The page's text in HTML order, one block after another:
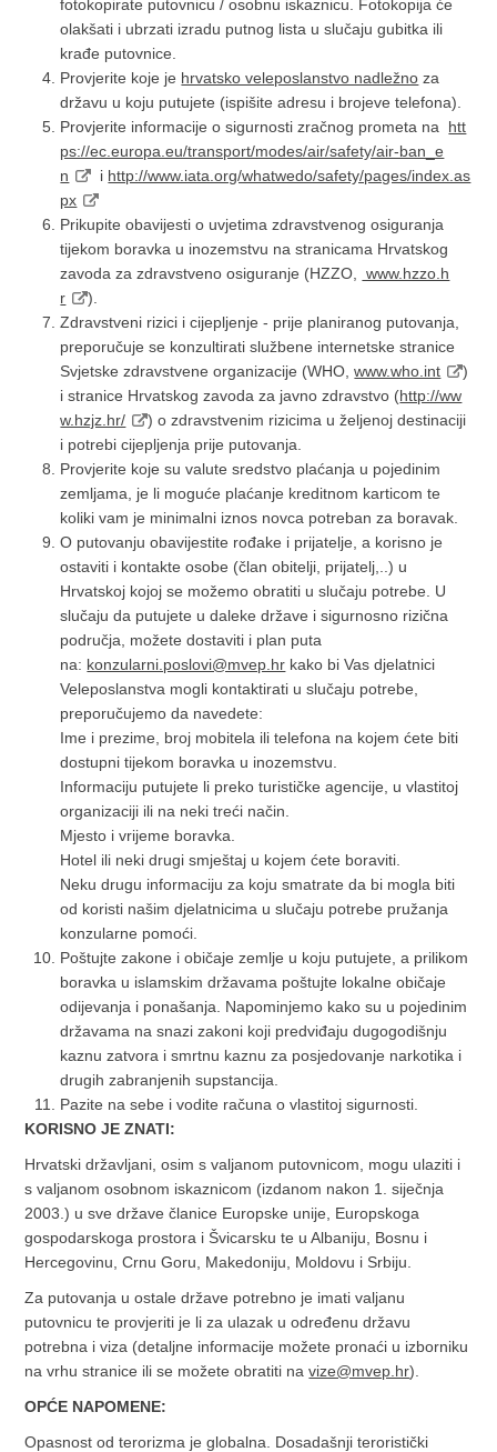
fotokopirate putovnicu / osobnu iskaznicu. Fotokopija će
olakšati i ubrzati izradu putnog lista u slučaju gubitka ili
krađe putovnice.
Provjerite koje je hrvatsko veleposlanstvo nadležno za
državu u koju putujete (ispišite adresu i brojeve telefona).
Provjerite informacije o sigurnosti zračnog prometa na htt
ps://ec.europa.eu/transport/modes/air/safety/air-ban_e
n
i http://www.iata.org/whatwedo/safety/pages/index.as
px
Prikupite obavijesti o uvjetima zdravstvenog osiguranja
tijekom boravka u inozemstvu na stranicama Hrvatskog
zavoda za zdravstveno osiguranje (HZZO,
www.hzzo.h
r
).
Zdravstveni rizici i cijepljenje - prije planiranog putovanja,
preporučuje se konzultirati službene internetske stranice
Svjetske zdravstvene organizacije (WHO,www.who.int
)
i stranice Hrvatskog zavoda za javno zdravstvo (http://ww
w.hzjz.hr/
) o zdravstvenim rizicima u željenoj destinaciji
i potrebi cijepljenja prije putovanja.
Provjerite koje su valute sredstvo plaćanja u pojedinim
zemljama, je li moguće plaćanje kreditnom karticom te
koliki vam je minimalni iznos novca potreban za boravak.
O putovanju obavijestite rođake i prijatelje, a korisno je
ostaviti i kontakte osobe (član obitelji, prijatelj,..) u
Hrvatskoj kojoj se možemo obratiti u slučaju potrebe. U
slučaju da putujete u daleke države i sigurnosno rizična
područja, možete dostaviti i plan puta
na: konzularni.poslovi@mvep.hr kako bi Vas djelatnici
Veleposlanstva mogli kontaktirati u slučaju potrebe,
preporučujemo da navedete:
Ime i prezime, broj mobitela ili telefona na kojem ćete biti
dostupni tijekom boravka u inozemstvu.
Informaciju putujete li preko turističke agencije, u vlastitoj
organizaciji ili na neki treći način.
Mjesto i vrijeme boravka.
Hotel ili neki drugi smještaj u kojem ćete boraviti.
Neku drugu informaciju za koju smatrate da bi mogla biti
od koristi našim djelatnicima u slučaju potrebe pružanja
konzularne pomoći.
Poštujte zakone i običaje zemlje u koju putujete, a prilikom
boravka u islamskim državama poštujte lokalne običaje
odijevanja i ponašanja. Napominjemo kako su u pojedinim
državama na snazi zakoni koji predviđaju dugogodišnju
kaznu zatvora i smrtnu kaznu za posjedovanje narkotika i
drugih zabranjenih supstancija.
Pazite na sebe i vodite računa o vlastitoj sigurnosti.
KORISNO JE ZNATI:
Hrvatski državljani, osim s valjanom putovnicom, mogu ulaziti i
s valjanom osobnom iskaznicom (izdanom nakon 1. siječnja
2003.) u sve države članice Europske unije, Europskoga
gospodarskoga prostora i Švicarsku te u Albaniju, Bosnu i
Hercegovinu, Crnu Goru, Makedoniju, Moldovu i Srbiju.
Za putovanja u ostale države potrebno je imati valjanu
putovnicu te provjeriti je li za ulazak u određenu državu
potrebna i viza (detaljne informacije možete pronaći u izborniku
na vrhu stranice ili se možete obratiti navize@mvep.hr).
OPĆE NAPOMENE:
Opasnost od terorizma je globalna. Dosadašnji teroristički